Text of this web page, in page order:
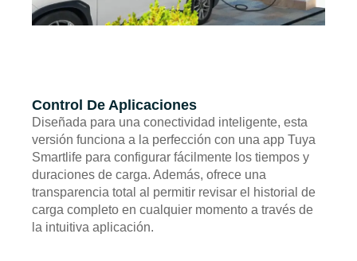
Control De Aplicaciones
Diseñada para una conectividad inteligente, esta
versión funciona a la perfección con una app Tuya
Smartlife para configurar fácilmente los tiempos y
duraciones de carga. Además, ofrece una
transparencia total al permitir revisar el historial de
carga completo en cualquier momento a través de
la intuitiva aplicación.